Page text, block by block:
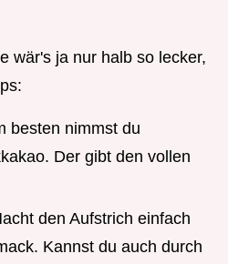
wär's ja nur halb so lecker,
besten nimmst du
Der gibt den vollen
den Aufstrich einfach
Kannst du auch durch